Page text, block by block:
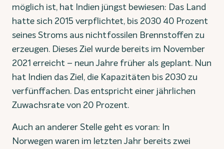
möglich ist, hat Indien jüngst bewiesen: Das Land
hatte sich 2015 verpflichtet, bis 2030 40 Prozent
seines Stroms aus nichtfossilen Brennstoffen zu
erzeugen. Dieses Ziel wurde bereits im November
2021 erreicht – neun Jahre früher als geplant. Nun
hat Indien das Ziel, die Kapazitäten bis 2030 zu
verfünffachen. Das entspricht einer jährlichen
Zuwachsrate von 20 Prozent.
Auch an anderer Stelle geht es voran: In
Norwegen waren im letzten Jahr bereits zwei